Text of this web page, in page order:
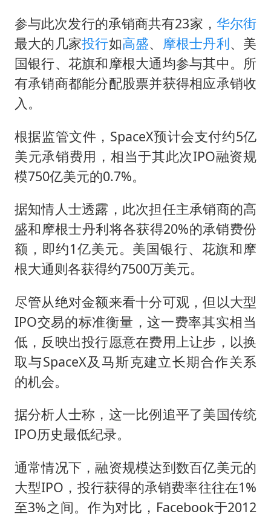
参与此次发行的承销商共有23家， 华尔街
最大的几家投行如高盛、 摩根士丹利、美
国银行、花旗和摩根大通均参与其中。所
有承销商都能分配股票并获得相应承销收
入。
根据监管文件，SpaceX预计会支付约5亿
美元承销费用，相当于其此次IPO融资规
模750亿美元的0.7%。
据知情人士透露，此次担任主承销商的高
盛和摩根士丹利将各获得20%的承销费份
额，即约1亿美元。美国银行、花旗和摩
根大通则各获得约7500万美元。
尽管从绝对金额来看十分可观，但以大型
IPO交易的标准衡量，这一费率其实相当
低，反映出投行愿意在费用上让步，以换
取与SpaceX及马斯克建立长期合作关系
的机会。
据分析人士称，这一比例追平了美国传统
IPO历史最低纪录。
通常情况下，融资规模达到数百亿美元的
大型IPO，投行获得的承销费率往往在1%
至3%之间。作为对比，Facebook于2012